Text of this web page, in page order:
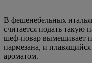
В фешенебельных
считается подать такую
шеф-повар вымешивает
пармезана, и
ароматом.